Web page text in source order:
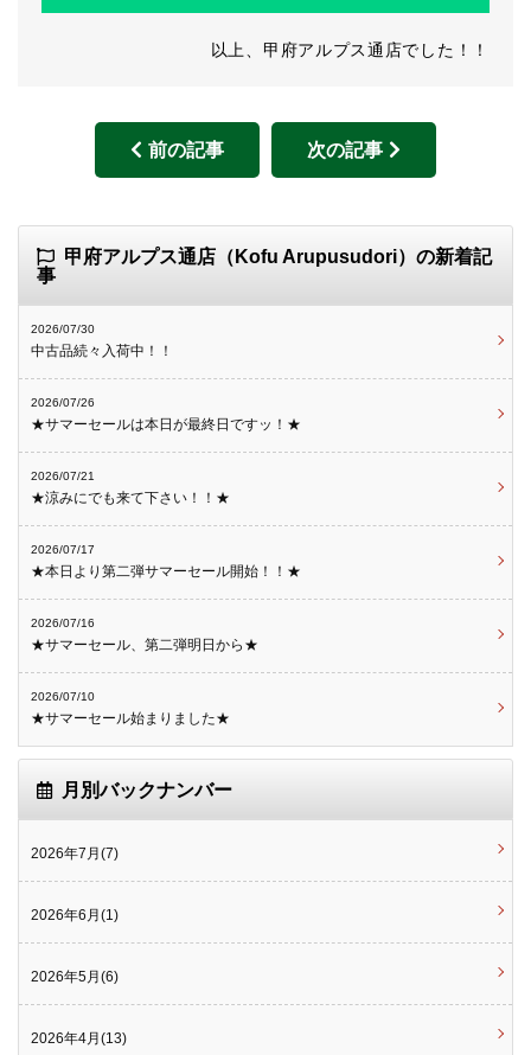
以上、甲府アルプス通店でした！！
前の記事 次の記事
甲府アルプス通店（Kofu Arupusudori）の新着記
事
2026/07/30
中古品続々入荷中！！
2026/07/26
★サマーセールは本日が最終日ですッ！★
2026/07/21
★涼みにでも来て下さい！！★
2026/07/17
★本日より第二弾サマーセール開始！！★
2026/07/16
★サマーセール、第二弾明日から★
2026/07/10
★サマーセール始まりました★
月別バックナンバー
2026年7月(7)
2026年6月(1)
2026年5月(6)
2026年4月(13)